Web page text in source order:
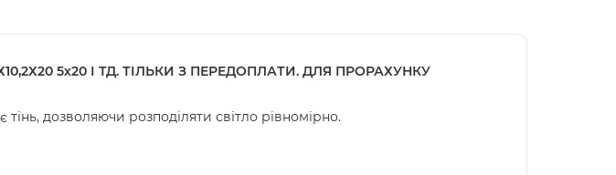
5х20 І ТД. ТІЛЬКИ З ПЕРЕДОПЛАТИ. ДЛЯ ПРОРАХУНКУ
дозволяючи розподіляти світло рівномірно.